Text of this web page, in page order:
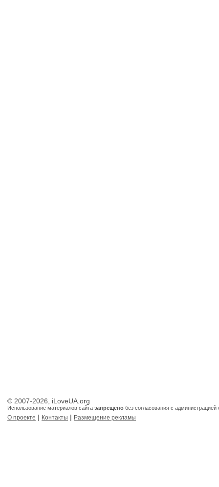
© 2007-2026, iLoveUA.org
Использование материалов сайта запрещено без согласования с администрацией
О проекте | Контакты | Размещение рекламы